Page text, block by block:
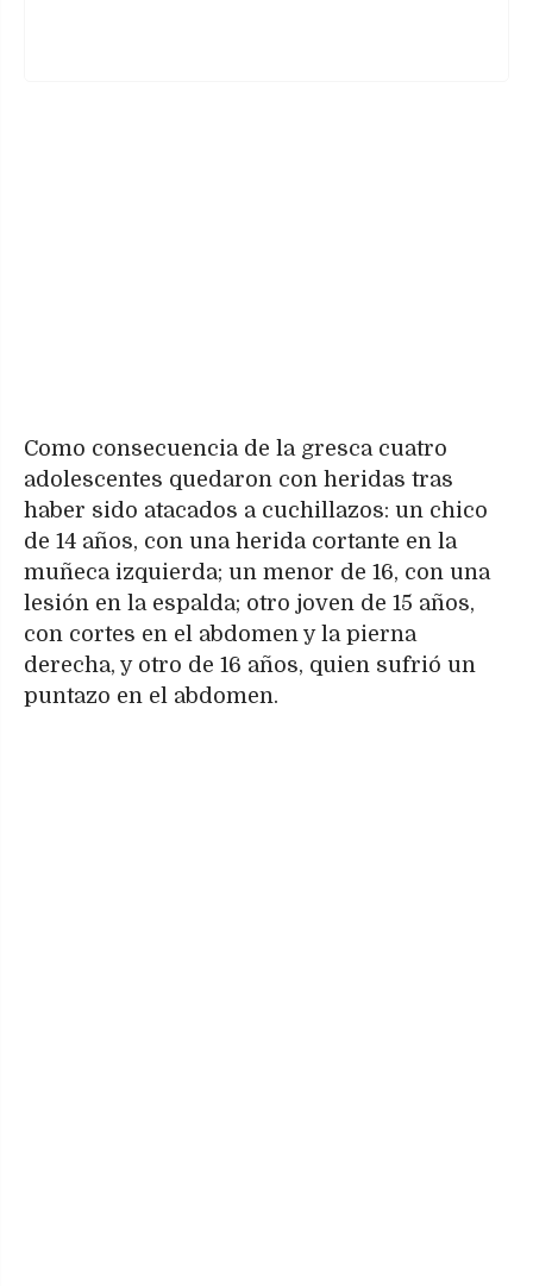
Como consecuencia de la gresca cuatro
adolescentes quedaron con heridas tras
haber sido atacados a cuchillazos: un chico
de 14 años, con una herida cortante en la
muñeca izquierda; un menor de 16, con una
lesión en la espalda; otro joven de 15 años,
con cortes en el abdomen y la pierna
derecha, y otro de 16 años, quien sufrió un
puntazo en el abdomen.